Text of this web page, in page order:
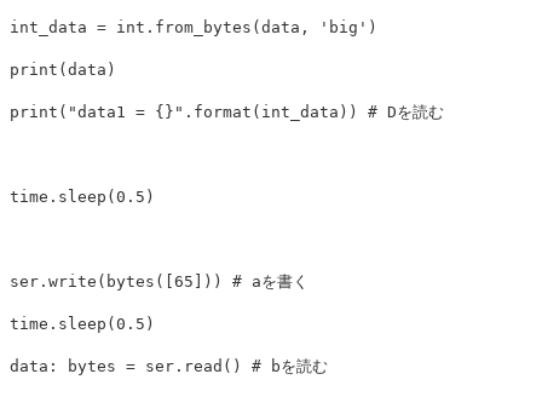
int_data = int . from_bytes (data , 'big' )
print (data )
print ( "data1 = {}" . format ( int_data ))
time . sleep (0.5 )
ser . write ( bytes ([65 ]))
time . sleep (0.5 )
data : bytes = ser . read ()